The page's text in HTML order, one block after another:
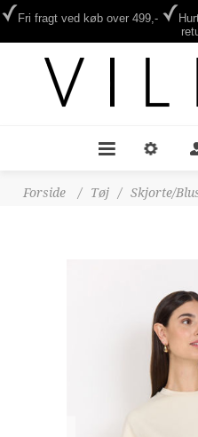
Fri fragt ved køb over 499,-
Forside / Tøj / Skjorte/